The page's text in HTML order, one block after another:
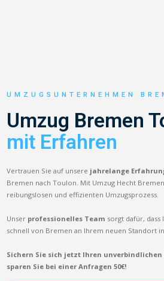
UMZUGSUNTERNEHMEN
Umzug Bremen
mit Erfahren
Vertrauen Sie auf unsere jahrelange
Bremen nach Toulon. Mit Umzug Hecht
reibungslosen und effizienten Umzugsprozess.
Unser professionelles Team sorgt dafür, dass
schnell von Bremen an Ihrem neuen Standort
Sichern Sie sich jetzt Ihren
sparen Sie bei einer Anfragen 50€!